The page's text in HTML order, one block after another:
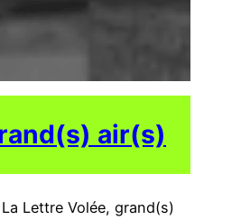
air(s)
Lettre Volée, grand(s)